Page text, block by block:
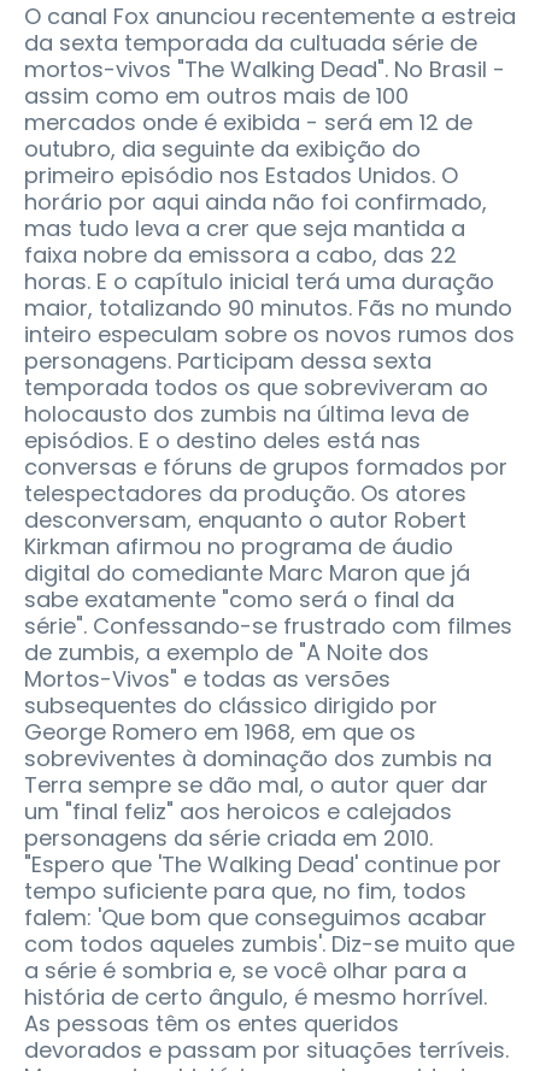
O canal Fox anunciou recentemente a estreia
da sexta temporada da cultuada série de
mortos-vivos "The Walking Dead". No Brasil -
assim como em outros mais de 100
mercados onde é exibida - será em 12 de
outubro, dia seguinte da exibição do
primeiro episódio nos Estados Unidos. O
horário por aqui ainda não foi confirmado,
mas tudo leva a crer que seja mantida a
faixa nobre da emissora a cabo, das 22
horas. E o capítulo inicial terá uma duração
maior, totalizando 90 minutos. Fãs no mundo
inteiro especulam sobre os novos rumos dos
personagens. Participam dessa sexta
temporada todos os que sobreviveram ao
holocausto dos zumbis na última leva de
episódios. E o destino deles está nas
conversas e fóruns de grupos formados por
telespectadores da produção. Os atores
desconversam, enquanto o autor Robert
Kirkman afirmou no programa de áudio
digital do comediante Marc Maron que já
sabe exatamente "como será o final da
série". Confessando-se frustrado com filmes
de zumbis, a exemplo de "A Noite dos
Mortos-Vivos" e todas as versões
subsequentes do clássico dirigido por
George Romero em 1968, em que os
sobreviventes à dominação dos zumbis na
Terra sempre se dão mal, o autor quer dar
um "final feliz" aos heroicos e calejados
personagens da série criada em 2010.
"Espero que 'The Walking Dead' continue por
tempo suficiente para que, no fim, todos
falem: 'Que bom que conseguimos acabar
com todos aqueles zumbis'. Diz-se muito que
a série é sombria e, se você olhar para a
história de certo ângulo, é mesmo horrível.
As pessoas têm os entes queridos
devorados e passam por situações terríveis.